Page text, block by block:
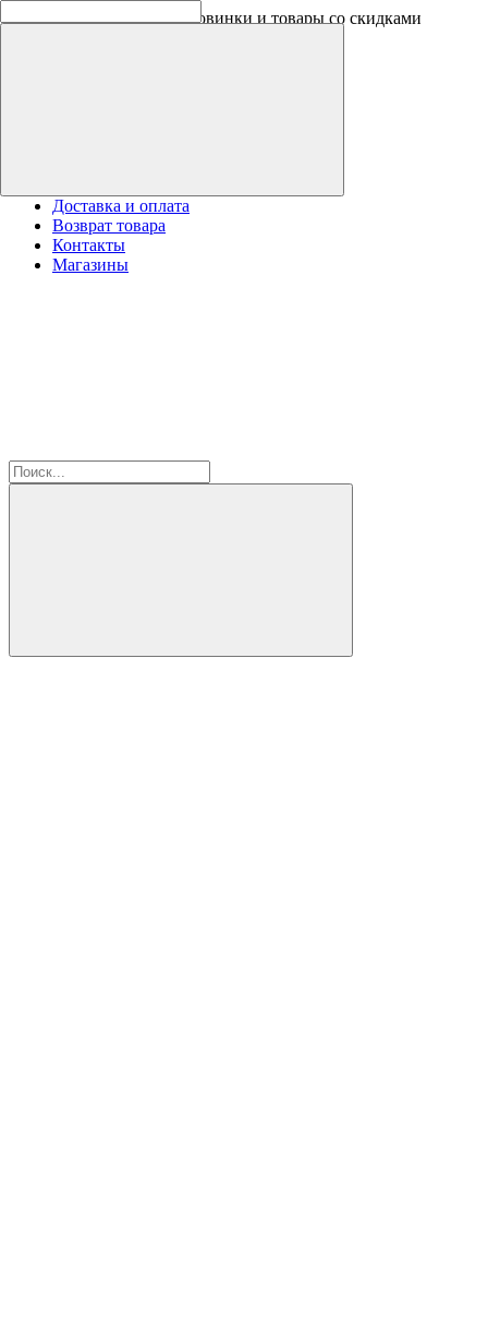
Скидки на новинки до -30%
Доставка и оплата
Возврат товара
Контакты
Магазины